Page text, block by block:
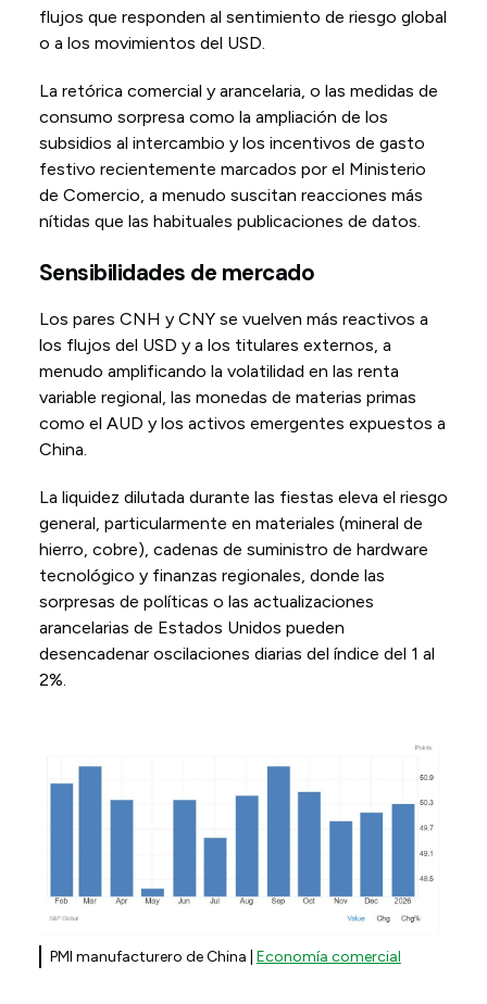
flujos que responden al sentimiento de riesgo global
o a los movimientos del USD.
La retórica comercial y arancelaria, o las medidas de
consumo sorpresa como la ampliación de los
subsidios al intercambio y los incentivos de gasto
festivo recientemente marcados por el Ministerio
de Comercio, a menudo suscitan reacciones más
nítidas que las habituales publicaciones de datos.
Sensibilidades de mercado
Los pares CNH y CNY se vuelven más reactivos a
los flujos del USD y a los titulares externos, a
menudo amplificando la volatilidad en las renta
variable regional, las monedas de materias primas
como el AUD y los activos emergentes expuestos a
China.
La liquidez dilutada durante las fiestas eleva el riesgo
general, particularmente en materiales (mineral de
hierro, cobre), cadenas de suministro de hardware
tecnológico y finanzas regionales, donde las
sorpresas de políticas o las actualizaciones
arancelarias de Estados Unidos pueden
desencadenar oscilaciones diarias del índice del 1 al
2%.
PMI manufacturero de China | Economía comercial